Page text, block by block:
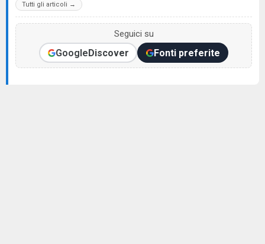
Tutti gli articoli →
Seguici su
GoogleDiscover Fonti preferite